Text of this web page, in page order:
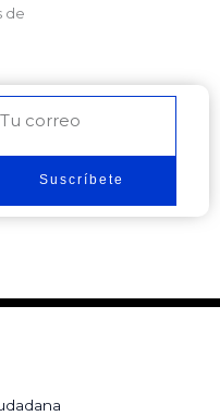
de
Suscríbete